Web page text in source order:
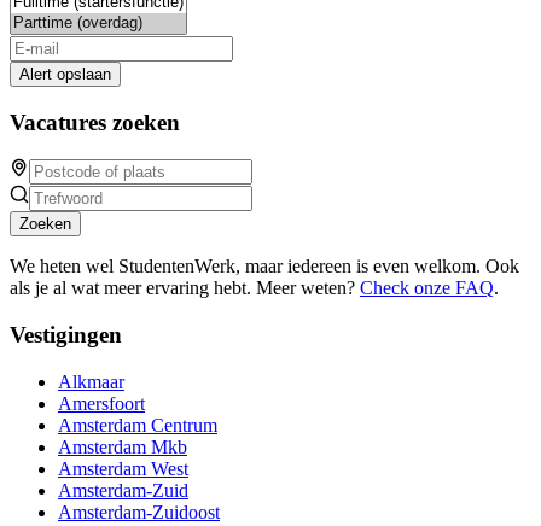
Alert opslaan
Vacatures zoeken
Zoeken
We heten wel StudentenWerk, maar iedereen is even welkom. Ook
als je al wat meer ervaring hebt. Meer weten? Check onze FAQ.
Vestigingen
Alkmaar
Amersfoort
Amsterdam Centrum
Amsterdam Mkb
Amsterdam West
Amsterdam-Zuid
Amsterdam-Zuidoost